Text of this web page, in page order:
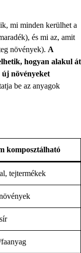
mi minden kerülhet a
és mi az, amit
növények). A
hogyan alakul át
növényeket
be az anyagok
komposztálható
tejtermékek